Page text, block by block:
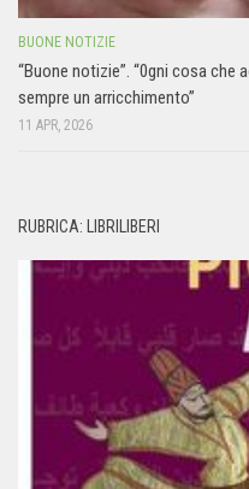
BUONE NOTIZIE
“Buone notizie”. “0gni cosa
sempre un arricchimento”
11 APR, 2026
RUBRICA: LIBRILIBERI